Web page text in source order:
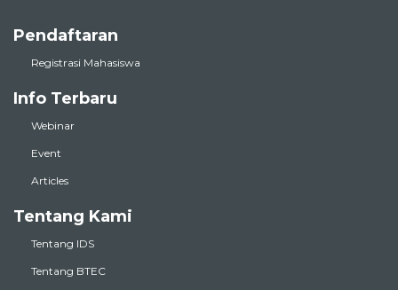
Pendaftaran
Registrasi Mahasiswa
Info Terbaru
Webinar
Event
Articles
Tentang Kami
Tentang IDS
Tentang BTEC